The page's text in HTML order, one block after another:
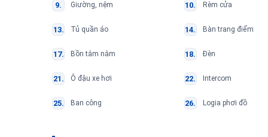
Giường, nệm Rèm cửa
Tủ quần áo Bàn trang điểm
Bồn tắm nằm Đèn
Ô đậu xe hơi Intercom
Ban công Logia phơi đồ